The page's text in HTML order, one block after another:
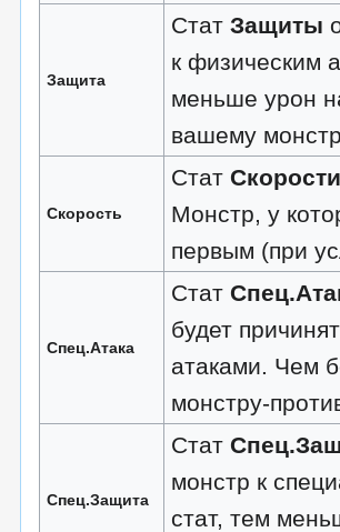
Защита
Стат Защиты
к физическим
меньше урон
вашему
Скорость
Стат Скорости
Монстр, у
первым (при
Спец.Атака
Стат
будет
атаками. Чем
монстру-
Спец.Защита
Стат
монстр к
стат, тем